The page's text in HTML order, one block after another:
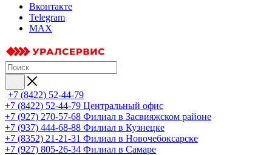
Вконтакте
Telegram
MAX
+7 (8422) 52-44-79
+7 (8422) 52-44-79 Центральный офис
+7 (927) 270-57-68 Филиал в Засвияжском районе
+7 (937) 444-68-88 Филиал в Кузнецке
+7 (8352) 21-21-31 Филиал в Новочебоксарске
+7 (927) 805-26-34 Филиал в Самаре